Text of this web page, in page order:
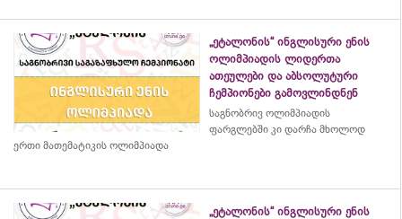
„ეტალონის“ ინგლისური ენის
ოლიმპიადის ლიდერთა
ათეულები და აბსოლუტური
ჩემპიონები გამოვლინდნენ
საგნობრივ ოლიმპიადის
ფარგლებში კი დარჩა მხოლოდ
ერთი მათემატიკის ოლიმპიადა
„ეტალონის“ ინგლისური ენის